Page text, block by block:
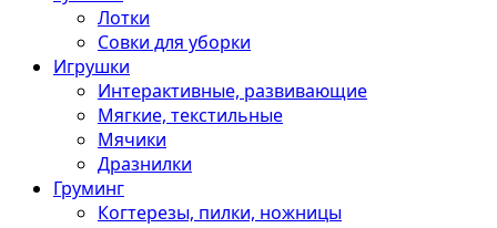
Лотки
Совки для уборки
Игрушки
Интерактивные, развивающие
Мягкие, текстильные
Мячики
Дразнилки
Груминг
Когтерезы, пилки, ножницы